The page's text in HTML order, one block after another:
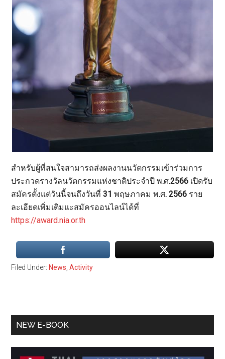
สำหรับผู้ที่สนใจสามารถส่งผลงานนวัตกรรมเข้าร่วมการ
ประกวดรางวัลนวัตกรรมแห่งชาติประจำปี พ.ศ.2566 เปิดรับ
สมัครตั้งแต่วันนี้จนถึงวันที่31พฤษภาคม พ.ศ. 2566 ราย
ละเอียดเพิ่มเติมแะสมัครออนไลน์ได้ที่
https://award.nia.or.th
Filed Under: News ,Activity
Primary
NEW E-BOOK